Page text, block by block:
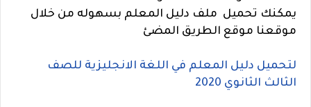
يمكنك تحميل ملف دليل المعلم بسهوله من خلال
موقعنا موقع الطريق المضئ
لتحميل دليل المعلم في اللغة الانجليزية للصف
الثالث الثانوي 2020